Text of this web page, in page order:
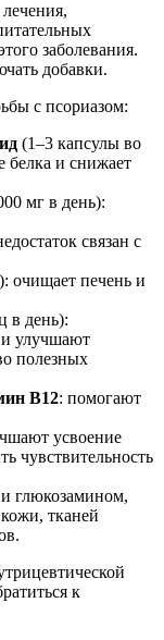
заболевания.
добавки.
с псориазом:
(1–3 капсулы во
белка и снижает
мг в день):
связан с
очищает печень и
в день):
улучшают
полезных
В12: помогают
усвоение
чувствительность
и глюкозамином,
тканей
к